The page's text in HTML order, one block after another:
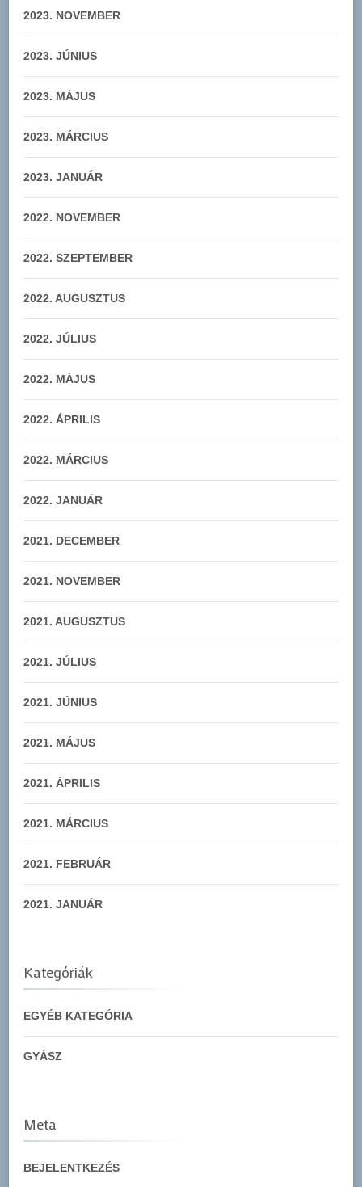
2023. NOVEMBER
2023. JÚNIUS
2023. MÁJUS
2023. MÁRCIUS
2023. JANUÁR
2022. NOVEMBER
2022. SZEPTEMBER
2022. AUGUSZTUS
2022. JÚLIUS
2022. MÁJUS
2022. ÁPRILIS
2022. MÁRCIUS
2022. JANUÁR
2021. DECEMBER
2021. NOVEMBER
2021. AUGUSZTUS
2021. JÚLIUS
2021. JÚNIUS
2021. MÁJUS
2021. ÁPRILIS
2021. MÁRCIUS
2021. FEBRUÁR
2021. JANUÁR
Kategóriák
EGYÉB KATEGÓRIA
GYÁSZ
Meta
BEJELENTKEZÉS